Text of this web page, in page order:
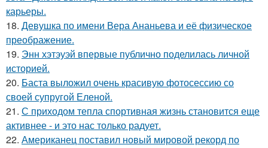
карьеры.
18. Девушка по имени Вера Ананьева и её физическое
преображение.
19. Энн хэтэуэй впервые публично поделилась личной
историей.
20. Баста выложил очень красивую фотосессию со
своей супругой Еленой.
21. С приходом тепла спортивная жизнь становится еще
активнее - и это нас только радует.
22. Американец поставил новый мировой рекорд по